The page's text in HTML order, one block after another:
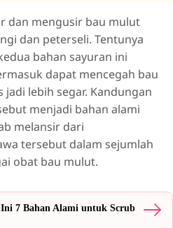
dan mengusir bau mulut
dan peterseli. Tentunya
bahan sayuran ini
dapat mencegah bau
lebih segar. Kandungan
menjadi bahan alami
melansir dari
tersebut dalam sejumlah
obat bau mulut.
7 Bahan Alami untuk Scrub